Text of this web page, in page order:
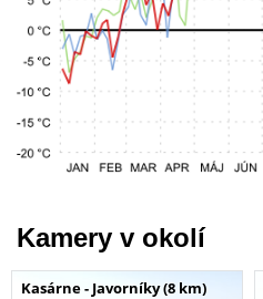
Kamery v okolí
Kasárne - Javorníky (8 km)